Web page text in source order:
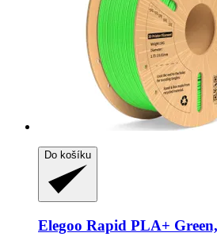
Do košíku
Elegoo Rapid PLA+